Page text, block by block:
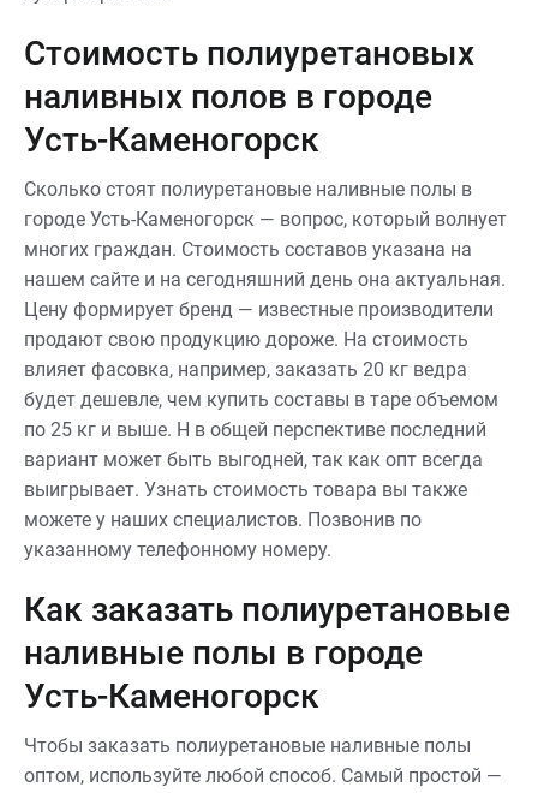
Стоимость полиуретановых
наливных полов в городе
Усть-Каменогорск
Сколько стоят полиуретановые наливные полы в
городе Усть-Каменогорск — вопрос, который волнует
многих граждан. Стоимость составов указана на
нашем сайте и на сегодняшний день она актуальная.
Цену формирует бренд — известные производители
продают свою продукцию дороже. На стоимость
влияет фасовка, например, заказать 20 кг ведра
будет дешевле, чем купить составы в таре объемом
по 25 кг и выше. Н в общей перспективе последний
вариант может быть выгодней, так как опт всегда
выигрывает. Узнать стоимость товара вы также
можете у наших специалистов. Позвонив по
указанному телефонному номеру.
Как заказать полиуретановые
наливные полы в городе
Усть-Каменогорск
Чтобы заказать полиуретановые наливные полы
оптом, используйте любой способ. Самый простой —